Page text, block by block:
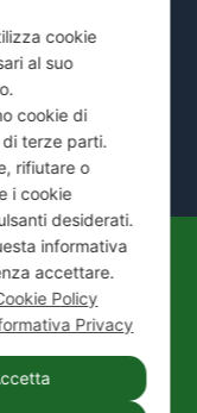
PREZIOSO
02066180965 |
- 20099 Sesto
cookie
al suo
cookie di
terze parti.
rifiutare o
i cookie
desiderati.
informativa
accettare.
Policy
Privacy